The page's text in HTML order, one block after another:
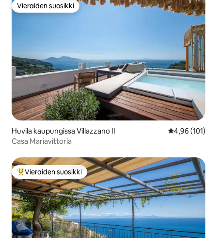
Vieraiden suosikki
Vieraiden suosikki
Huvila kaupungissa Villazzano II
4,96 (101)
Casa Mariavittoria
Vieraiden suosikkien parhaimmistoa
Vieraiden suosikki